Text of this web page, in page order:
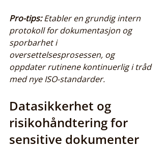
Pro-tips: Etabler en grundig intern
protokoll for dokumentasjon og
sporbarhet i
oversettelsesprosessen, og
oppdater rutinene kontinuerlig i tråd
med nye ISO-standarder.
Datasikkerhet og
risikohåndtering for
sensitive dokumenter